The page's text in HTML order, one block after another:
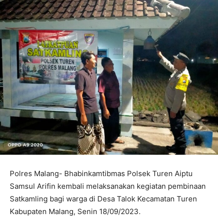
Polres Malang- Bhabinkamtibmas Polsek Turen Aiptu
Samsul Arifin kembali melaksanakan kegiatan pembinaan
Satkamling bagi warga di Desa Talok Kecamatan Turen
Kabupaten Malang, Senin 18/09/2023.